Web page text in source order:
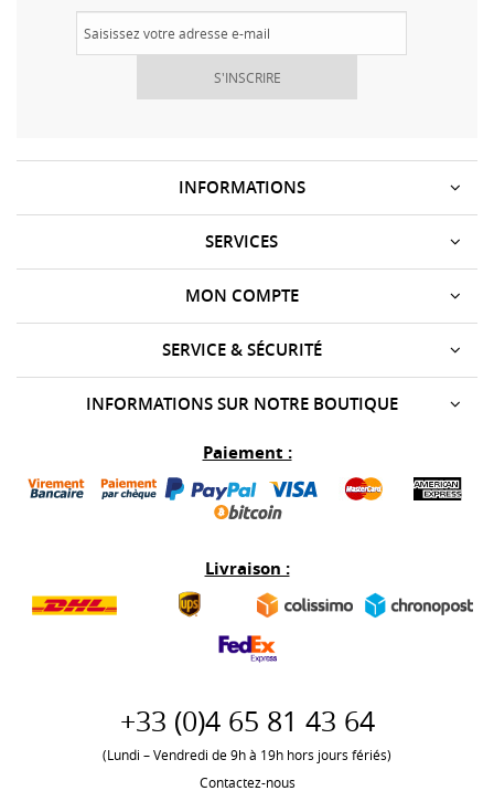
S'INSCRIRE
INFORMATIONS
SERVICES
SERVICE & SÉCURITÉ
MON COMPTE
INFORMATIONS SUR NOTRE BOUTIQUE
Paiement :
Livraison :
+33 (0)4 65 81 43 64
(Lundi – Vendredi de 9h à 19h hors jours fériés)
Contactez-nous